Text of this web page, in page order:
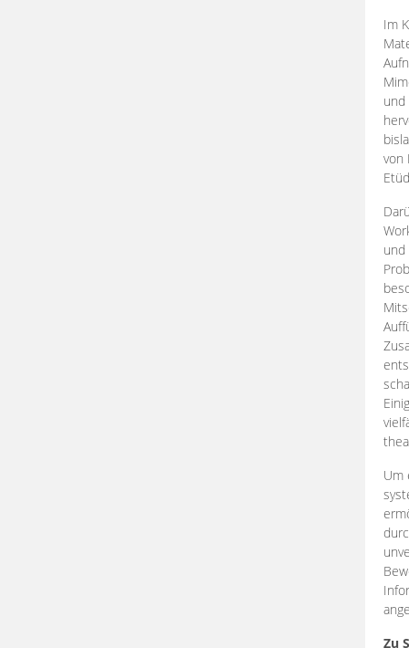
Im
und
von
und
Um
Zu